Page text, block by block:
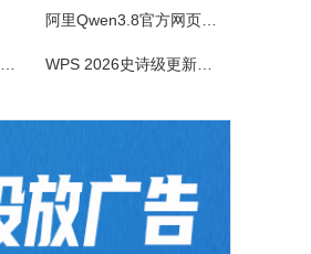
阿里Qwen3.8官方网页版入口
WPS 2026史诗级更新！重构存储管理，深度融合AI应用